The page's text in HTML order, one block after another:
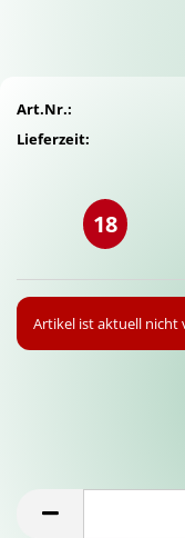
Art.Nr.:
Lieferzeit:
18
Artikel ist aktuell nicht